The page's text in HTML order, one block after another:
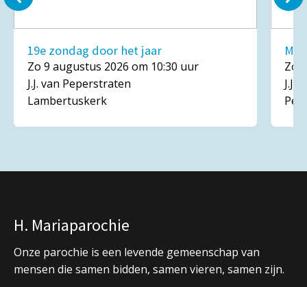
19e zondag door het jaar
Zo 9 augustus 2026 om 10:30 uur
J.J. van Peperstraten
Lambertuskerk
Zo
J.J.
H. Mariaparochie
Onze parochie is een levende gemeenschap van
mensen die samen bidden, samen vieren, samen zijn.